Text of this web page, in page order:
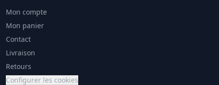
Mon compte
Mon panier
Contact
Livraison
Retours
Configurer les cookies